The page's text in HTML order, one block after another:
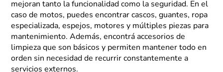
mejoran tanto la funcionalidad como la seguridad. En el
caso de motos, puedes encontrar cascos, guantes, ropa
especializada, espejos, motores y múltiples piezas para
mantenimiento. Además, encontrá accesorios de
limpieza que son básicos y permiten mantener todo en
orden sin necesidad de recurrir constantemente a
servicios externos.